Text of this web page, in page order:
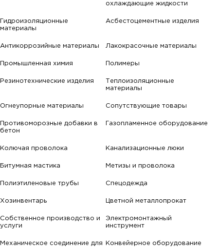
охлаждающие жидкости
Гидроизоляционные
материалы
Асбестоцементные изделия
Антикоррозийные материалы Лакокрасочные материалы
Промышленная химия Полимеры
Резинотехнические изделия
Теплоизоляционные
материалы
Огнеупорные материалы Сопутствующие товары
Противоморозные добавки в
бетон
Газопламенное оборудование
Колючая проволока Канализационные люки
Битумная мастика Метизы и проволока
Полиэтиленовые трубы Спецодежда
Хозинвентарь Цветной металлопрокат
Собственное производство и
услуги
Электромонтажный
инструмент
Механическое соединение для
Конвейерное оборудование